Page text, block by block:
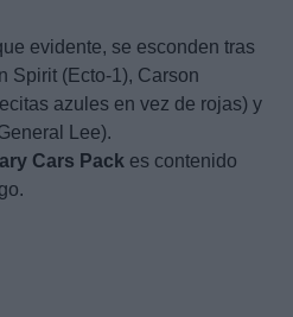
evidente, se esconden tras
Spirit (Ecto-1), Carson
azules en vez de rojas) y
Lee).
Cars Pack es contenido